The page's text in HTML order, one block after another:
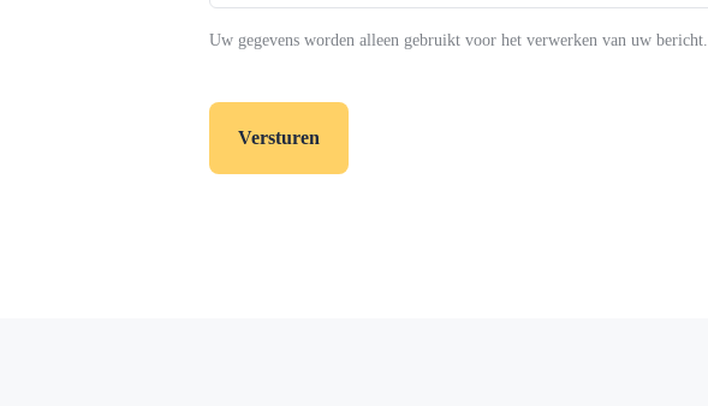
Uw gegevens worden alleen gebruikt voor het verwerken van uw bericht.